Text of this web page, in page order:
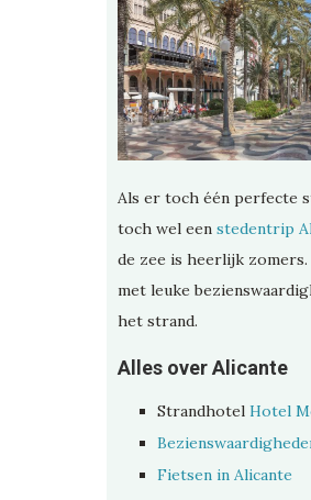
Als er toch één perfecte
toch wel een stedentrip
de zee is heerlijk
met leuke
het strand.
Alles over Alicante
Strandhotel Hotel
Fietsen in Alicante